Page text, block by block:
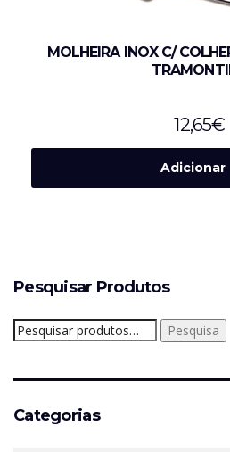
MOLHEIRA INOX C/
12,65€
Adicionar
Pesquisar Produtos
Pesquisar
por:
Pesquisa
Categorias